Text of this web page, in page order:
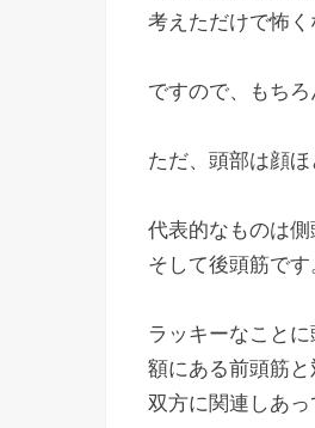
考えただけで怖く
ですので、もちろ
ただ、頭部は顔ほ
代表的なものは側
そして後頭筋です
ラッキーなこと
額にある前頭筋
双方に関連しあっ